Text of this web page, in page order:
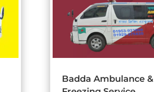
Badda Ambulance &